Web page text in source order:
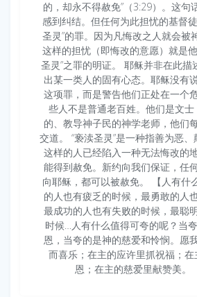
的，却永不得赦免”（3:29）。这句
感到纠结。但任何为此担忧的基督
圣灵”的罪。因为凡悔改之人就会被
这样的担忧（即悔改的意愿）就是
圣灵”之罪的明证。 耶稣并非在此描
出某一类人的固有心态。耶稣没有
这项罪，而是警告他们正处在一个
些人不是普通老百姓。他们是文
的、教导神子民的神学老师，他们
交道。 “亵渎圣灵”是一种指善为恶、
这样的人已经陷入一种无法悔改的
能得到赦免。新约向我们保证，任
向耶稣，都可以被赦免。 【人有什
的人也有疲乏的时候，最勇敢的人
最成功的人也有失败的时候，最聪
时候…人有什么值得可夸的呢？当
恩，当夸的是神的慈爱和怜悯。愿
而喜乐；在主的应许里抓祝福；
恩；在主的慈爱里献赞美。